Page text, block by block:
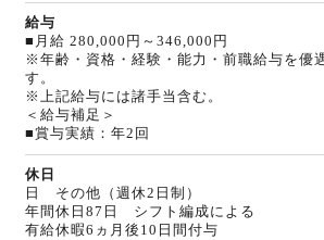
給与
■月給 280,000円～346,000円
※年齢・資格・経験・能力・前職給与を優
す。
※上記給与には諸手当含む。
＜給与補足＞
■賞与実績：年2回
休日
日 その他（週休2日制）
年間休日87日 シフト編成による
有給休暇6ヵ月後10日間付与